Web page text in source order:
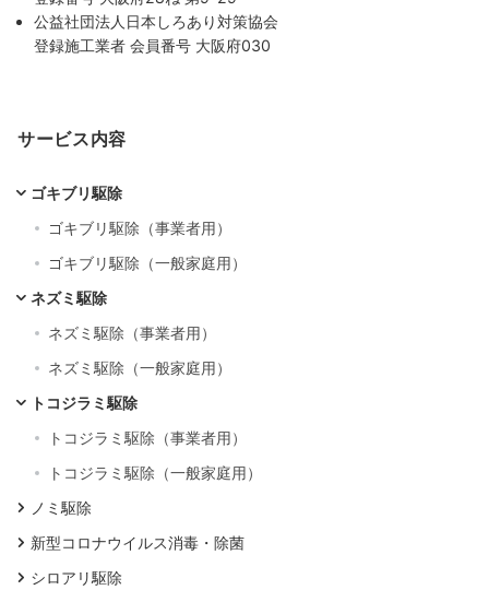
公益社団法人日本しろあり対策協会
登録施工業者 会員番号 大阪府030
サービス内容
ゴキブリ駆除
ゴキブリ駆除（事業者用）
ゴキブリ駆除（一般家庭用）
ネズミ駆除
ネズミ駆除（事業者用）
ネズミ駆除（一般家庭用）
トコジラミ駆除
トコジラミ駆除（事業者用）
トコジラミ駆除（一般家庭用）
ノミ駆除
新型コロナウイルス消毒・除菌
シロアリ駆除